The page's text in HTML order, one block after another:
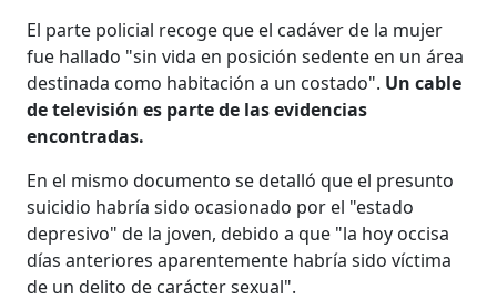
El parte policial recoge que el cadáver de la mujer
fue hallado "sin vida en posición sedente en un área
destinada como habitación a un costado". Un cable
de televisión es parte de las evidencias
encontradas.
En el mismo documento se detalló que el presunto
suicidio habría sido ocasionado por el "estado
depresivo" de la joven, debido a que "la hoy occisa
días anteriores aparentemente habría sido víctima
de un delito de carácter sexual".